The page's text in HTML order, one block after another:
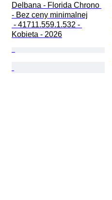
Delbana - Florida Chrono
- Bez ceny minimalnej
Kobieta - 2026